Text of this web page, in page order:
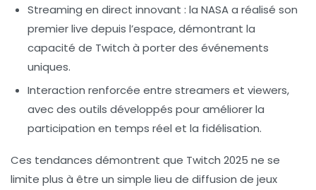
Streaming en direct innovant : la NASA a réalisé son
premier live depuis l’espace, démontrant la
capacité de Twitch à porter des événements
uniques.
Interaction renforcée entre streamers et viewers,
avec des outils développés pour améliorer la
participation en temps réel et la fidélisation.
Ces tendances démontrent que Twitch 2025 ne se
limite plus à être un simple lieu de diffusion de jeux